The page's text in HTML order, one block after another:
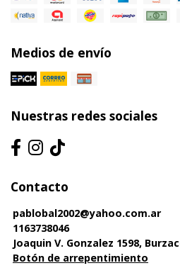
Medios de envío
Nuestras redes sociales
Contacto
pablobal2002@yahoo.com.ar
1163738046
Joaquin V. Gonzalez 1598,
Botón de arrepentimiento